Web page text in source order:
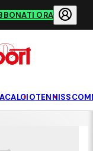
ORA
CALCIOTENNIS